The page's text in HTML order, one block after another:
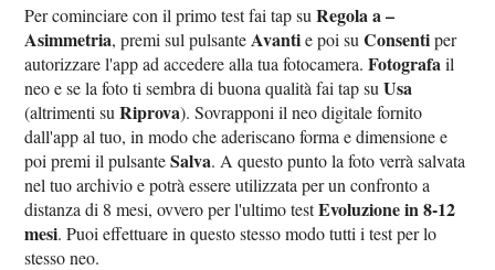
Per cominciare con il primo test fai tap suRegola a –
Asimmetria, premi sul pulsante Avantie poi suConsentiper
autorizzare l'app ad accedere alla tua fotocamera.Fotografail
neo e se la foto ti sembra di buona qualità fai tap suUsa
(altrimenti suRiprova). Sovrapponi il neo digitale fornito
dall'app al tuo, in modo che aderiscano forma e dimensione e
poi premi il pulsanteSalva. A questo punto la foto verrà salvata
nel tuo archivio e potrà essere utilizzata per un confronto a
distanza di 8 mesi, ovvero per l'ultimo testEvoluzione in 8-12
mesi. Puoi effettuare in questo stesso modo tutti i test per lo
stesso neo.